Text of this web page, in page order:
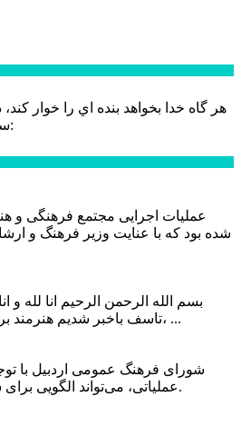
هر گاه خدا بخواهد بنده اي را خوار
حضرت علی (ع):
شده بود که با عنایت وزیر فرهنگ و
بسم الله الرحمن الرحیم انا لله و
تاسف باخبر شدیم هنرمند برجسته ایران و فرزند اردبیل، ...
شورای فرهنگ عمومی اردبیل با
عملیاتی، می‌تواند الگویی برای سایر استان‌های کشور باشد.